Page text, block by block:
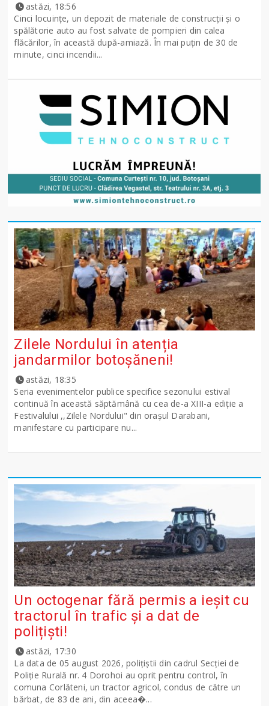
astăzi, 18:56
Cinci locuințe, un depozit de materiale de construcții și o
spălătorie auto au fost salvate de pompieri din calea
flăcărilor, în această după-amiază. În mai puțin de 30 de
minute, cinci incendii...
Zilele Nordului în atenția
jandarmilor botoșăneni!
astăzi, 18:35
Seria evenimentelor publice specifice sezonului estival
continuă în această săptămână cu cea de-a XIII-a ediție a
Festivalului ,,Zilele Nordului" din orașul Darabani,
manifestare cu participare nu...
Un octogenar fără permis a ieșit cu
tractorul în trafic și a dat de
polițiști!
astăzi, 17:30
La data de 05 august 2026, polițiștii din cadrul Secției de
Poliție Rurală nr. 4 Dorohoi au oprit pentru control, în
comuna Corlăteni, un tractor agricol, condus de către un
bărbat, de 83 de ani, din aceea�...